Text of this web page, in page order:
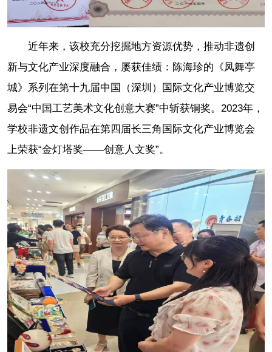
近年来，该校充分挖掘地方资源优势，推动非遗创
新与文化产业深度融合，屡获佳绩：陈海珍的《凤舞亭
城》系列在第十九届中国（深圳）国际文化产业博览交
易会“中国工艺美术文化创意大赛”中斩获铜奖。2023年，
学校非遗文创作品在第四届长三角国际文化产业博览会
上荣获“金灯塔奖——创意人文奖”。